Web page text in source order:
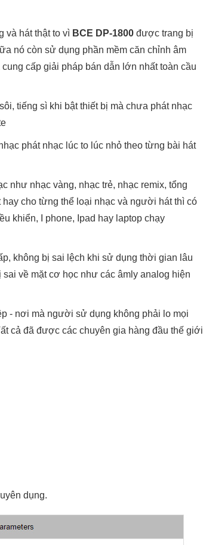
và hát thật to vì BCE DP-1800 được trang bị
nó còn sử dụng phần mềm căn chỉnh âm
cấp giải pháp bán dẫn lớn nhất toàn cầu
tiếng sì khi bật thiết bị mà chưa phát nhạc
phát nhạc lúc to lúc nhỏ theo từng bài hát
như nhạc vàng, nhạc trẻ, nhạc remix, tổng
cho từng thể loại nhạc và người hát thì có
khiển, I phone, Ipad hay laptop chạy
không bị sai lệch khi sử dụng thời gian lâu
về mặt cơ học như các âmly analog hiện
- nơi mà người sử dụng không phải lo mọi
cả đã được các chuyên gia hàng đầu thế giới
dụng.